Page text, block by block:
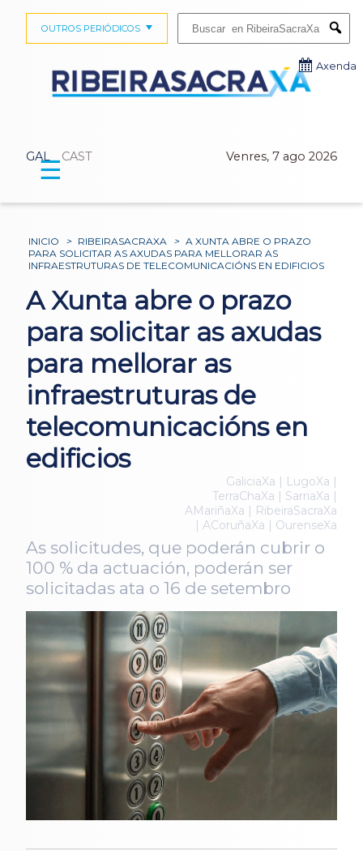
GAL CAST Venres, 7 ago 2026
OUTROS PERIÓDICOS
Axenda
☰
INICIO > RIBEIRASACRAXA > A XUNTA ABRE O PRAZO
PARA SOLICITAR AS AXUDAS PARA MELLORAR AS
INFRAESTRUTURAS DE TELECOMUNICACIÓNS EN EDIFICIOS
A Xunta abre o prazo
para solicitar as axudas
para mellorar as
infraestruturas de
telecomunicacións en
edificios
GaliciaXa | LugoXa |
TerraChaXa | SarriaXa |
AMariñaXa | RibeiraSacraXa
| ACoruñaXa | OurenseXa
As solicitudes, que poderán cubrir o
100 % da actuación, poderán ser
solicitadas ata o 16 de setembro